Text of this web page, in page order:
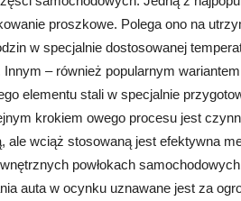
proszkowe. Polega ono na
w specjalnie dostosowanej
– również popularnym
elementu stali w specjalnie
krokiem owego procesu jest
ale wciąż stosowaną jest efektywna
powłokach
auta w ocynku uznawane jest za